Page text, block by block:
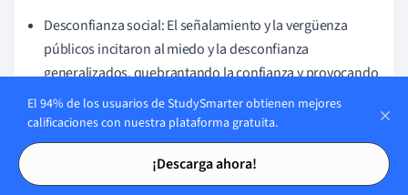
Tarjetas de estudio
Tarjetas de estudio
Desconfianza social: El señalamiento y la vergüenza
públicos incitaron al miedo y la desconfianza
generalizados, quebrantando la confianza y provocando
el desapego y la apatía de la sociedad.
Aislamiento global: En el ámbito internacional, las
despiadadas acciones de los Guardias Rojos suscitaron
críticas de otros partidos comunistas y socialistas,
El 94% de los usuarios de StudySmarter obtienen mejores
calificaciones con nuestra plataforma gratuita.
¡Descarga ahora!